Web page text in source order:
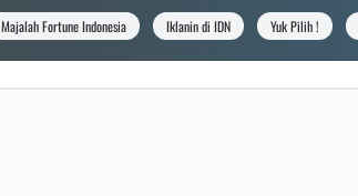
Majalah Fortune Indonesia Iklanin di IDN Yuk Pilih !